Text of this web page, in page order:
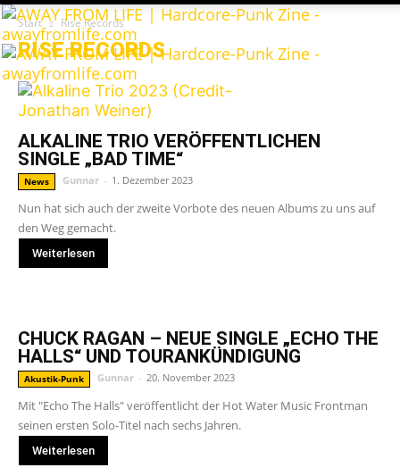
Start Rise Records
RISE RECORDS
ALKALINE TRIO VERÖFFENTLICHEN
SINGLE „BAD TIME“
News Gunnar - 1. Dezember 2023
Nun hat sich auch der zweite Vorbote des neuen Albums zu uns auf
den Weg gemacht.
Weiterlesen
CHUCK RAGAN – NEUE SINGLE „ECHO THE
HALLS“ UND TOURANKÜNDIGUNG
Akustik-Punk Gunnar - 20. November 2023
Mit "Echo The Halls" veröffentlicht der Hot Water Music Frontman
seinen ersten Solo-Titel nach sechs Jahren.
Weiterlesen